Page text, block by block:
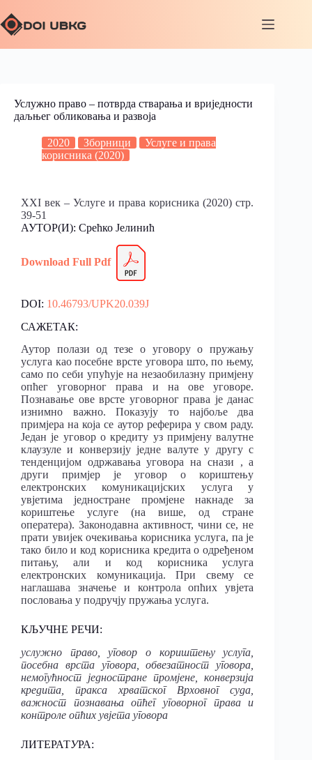
Услужно право – потврда стварања и вриједности
даљњег обликовања и развоја
2020 Зборници
Услуге и права
корисника (2020)
XXI век – Услуге и права корисника (2020) стр.
39-51
АУТОР(И): Срећко Јелинић
Download Full Pdf
DOI: 10.46793/UPK20.039J
САЖЕТАК:
Аутор полази од тезе о уговору о пружању
услуга као посебне врсте уговора што, по њему,
само по себи упућује на незаобилазну примјену
опћег уговорног права и на ове уговоре.
Познавање ове врсте уговорног права је данас
изнимно важно. Показују то најбоље два
примјера на која се аутор реферира у свом раду.
Један је уговор о кредиту уз примјену валутне
клаузуле и конверзију једне валуте у другу с
тенденцијом одржавања уговора на снази , а
други примјер је уговор о кориштењу
електронских комуникацијских услуга у
увјетима једностране промјене накнаде за
кориштење услуге (на више, од стране
оператера). Законодавна активност, чини се, не
прати увијек очекивања корисника услуга, па је
тако било и код корисника кредита о одређеном
питању, али и код корисника услуга
електронских комуникација. При свему се
наглашава значење и контрола опћих увјета
пословања у подручју пружања услуга.
КЉУЧНЕ РЕЧИ:
услужно право, уговор о кориштењу услуга,
посебна врста уговора, обвезатност уговора,
немогућност једностране промјене, конверзија
кредита, пракса хрватског Врховног суда,
важност познавања опћег уговорног права и
контроле опћих увјета уговора
ЛИТЕРАТУРА: